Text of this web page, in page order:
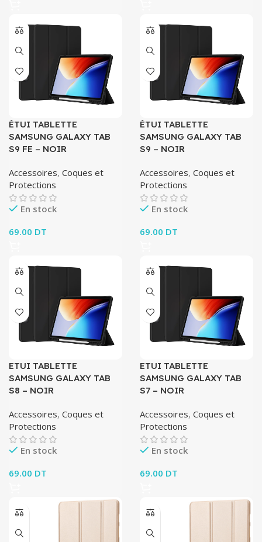
ÉTUI TABLETTE
SAMSUNG GALAXY TAB
S9 FE – NOIR
Accessoires, Coques et
Protections
En stock
69.00 DT
ÉTUI TABLETTE
SAMSUNG GALAXY TAB
S9 – NOIR
Accessoires, Coques et
Protections
En stock
69.00 DT
ETUI TABLETTE
SAMSUNG GALAXY TAB
S8 – NOIR
Accessoires, Coques et
Protections
En stock
69.00 DT
ETUI TABLETTE
SAMSUNG GALAXY TAB
S7 – NOIR
Accessoires, Coques et
Protections
En stock
69.00 DT